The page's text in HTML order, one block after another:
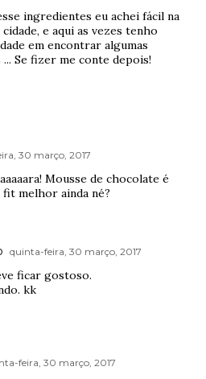
ingredientes eu achei fácil na
e aqui as vezes tenho
em encontrar algumas
... Se fizer me conte depois!
30 março, 2017
Mousse de chocolate é
melhor ainda né?
quinta-feira, 30 março, 2017
ficar gostoso.
kk
feira, 30 março, 2017